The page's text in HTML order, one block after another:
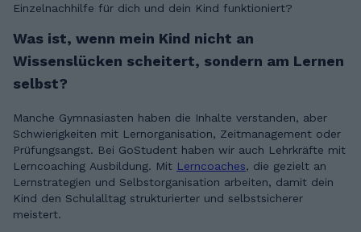
Einzelnachhilfe für dich und dein Kind funktioniert?
Was ist, wenn mein Kind nicht an
Wissenslücken scheitert, sondern am Lernen
selbst?
Manche Gymnasiasten haben die Inhalte verstanden, aber
Schwierigkeiten mit Lernorganisation, Zeitmanagement oder
Prüfungsangst. Bei GoStudent haben wir auch Lehrkräfte mit
Lerncoaching Ausbildung. Mit Lerncoaches, die gezielt an
Lernstrategien und Selbstorganisation arbeiten, damit dein
Kind den Schulalltag strukturierter und selbstsicherer
meistert.